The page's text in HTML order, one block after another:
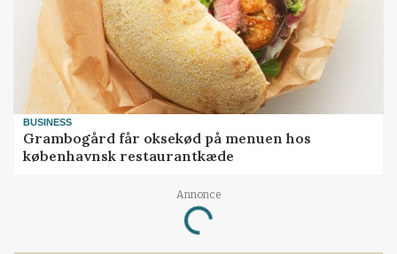
BUSINESS
Grambogård får oksekød på menuen hos
københavnsk restaurantkæde
Annonce
Loading...